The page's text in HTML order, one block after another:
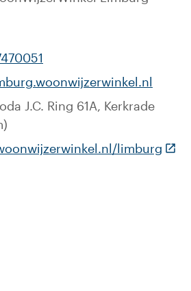
J.C. Ring 61A, Kerkrade
limburg